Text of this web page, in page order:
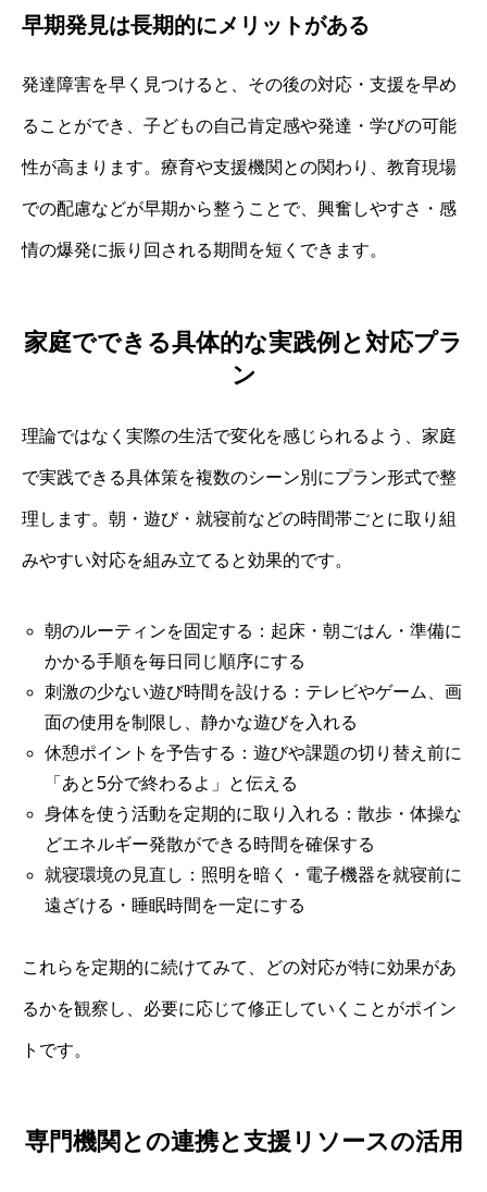
早期発見は長期的にメリットがある
発達障害を早く見つけると、その後の対応・支援を早め
ることができ、子どもの自己肯定感や発達・学びの可能
性が高まります。療育や支援機関との関わり、教育現場
での配慮などが早期から整うことで、興奮しやすさ・感
情の爆発に振り回される期間を短くできます。
家庭でできる具体的な実践例と対応プラ
ン
理論ではなく実際の生活で変化を感じられるよう、家庭
で実践できる具体策を複数のシーン別にプラン形式で整
理します。朝・遊び・就寝前などの時間帯ごとに取り組
みやすい対応を組み立てると効果的です。
朝のルーティンを固定する：起床・朝ごはん・準備に
かかる手順を毎日同じ順序にする
刺激の少ない遊び時間を設ける：テレビやゲーム、画
面の使用を制限し、静かな遊びを入れる
休憩ポイントを予告する：遊びや課題の切り替え前に
「あと5分で終わるよ」と伝える
身体を使う活動を定期的に取り入れる：散歩・体操な
どエネルギー発散ができる時間を確保する
就寝環境の見直し：照明を暗く・電子機器を就寝前に
遠ざける・睡眠時間を一定にする
これらを定期的に続けてみて、どの対応が特に効果があ
るかを観察し、必要に応じて修正していくことがポイン
トです。
専門機関との連携と支援リソースの活用